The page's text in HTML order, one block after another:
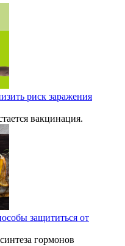
риск заражения
вакцинация.
защититься от
гормонов